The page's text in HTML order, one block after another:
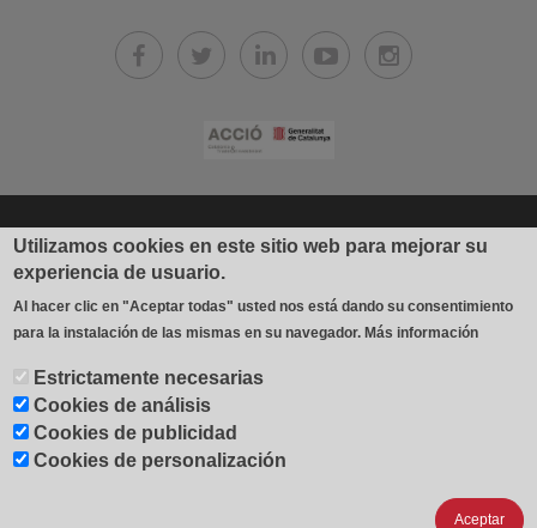
© 2026 Industrial Gradhermetic, S.A.E.
Fábrica y oficinas: Avda. Béjar, 345
08226 Terrassa (España)
T 937 354 408 - F 937 356 543
contacto@gradhermetic.es-Aviso Legal
Configuración de cookies
Utilizamos cookies en este sitio web para mejorar su
experiencia de usuario.
Al hacer clic en "Aceptar todas" usted nos está dando su consentimiento
para la instalación de las mismas en su navegador. Más información
Estrictamente necesarias
Cookies de análisis
Cookies de publicidad
Cookies de personalización
Aceptar